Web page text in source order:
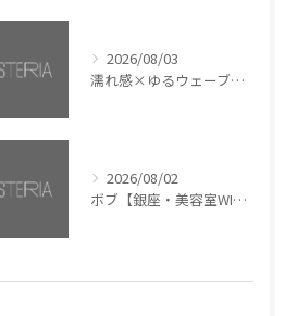
2026/08/03
濡れ感×ゆるウェーブミディアム【銀座・美容室WISTERIA】
2026/08/02
ボブ【銀座・美容室WISTERIA】